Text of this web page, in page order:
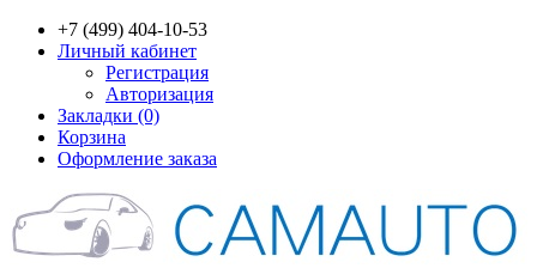
+7 (499) 404-10-53
Личный кабинет
Регистрация
Авторизация
Закладки (0)
Корзина
Оформление заказа